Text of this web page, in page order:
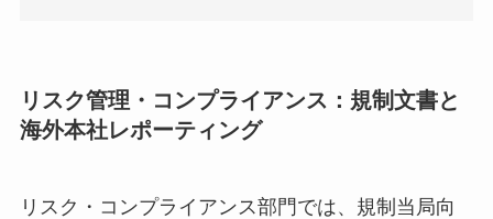
リスク管理・コンプライアンス：規制文書と
海外本社レポーティング
リスク・コンプライアンス部門では、規制当局向